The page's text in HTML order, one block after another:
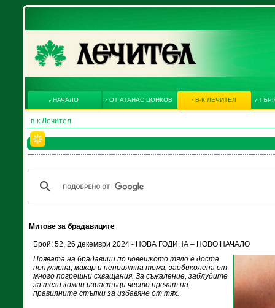
НАЧАЛО ОТ АТАНАС ЦОНКОВ В-К ЛЕЧИТЕЛ
в-к Лечител
Митове за брадавиците
Брой: 52, 26 декември 2024 - НОВА ГОДИНА – НОВО НАЧАЛО
Появата на брадавици по човешкото тяло е доста
популярна, макар и неприятна тема, заобиколена от
много погрешни схващания. За съжаление, заблудите
за тези кожни израстъци често пречат на
правилните стъпки за избавяне от тях.